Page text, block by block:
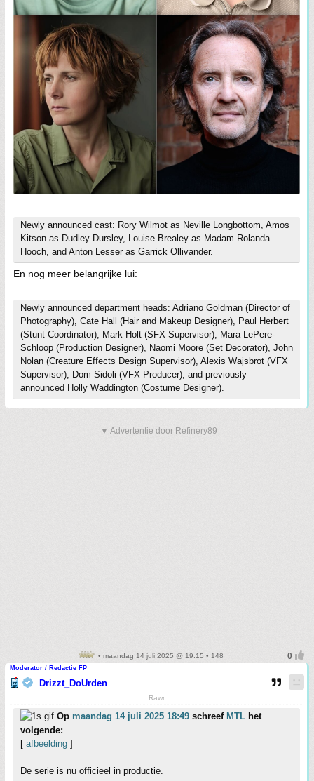
Newly announced cast: Rory Wilmot as Neville Longbottom, Amos
Kitson as Dudley Dursley, Louise Brealey as Madam Rolanda
Hooch, and Anton Lesser as Garrick Ollivander.
En nog meer belangrijke lui:
Newly announced department heads: Adriano Goldman (Director of
Photography), Cate Hall (Hair and Makeup Designer), Paul Herbert
(Stunt Coordinator), Mark Holt (SFX Supervisor), Mara LePere-
Schloop (Production Designer), Naomi Moore (Set Decorator), John
Nolan (Creature Effects Design Supervisor), Alexis Wajsbrot (VFX
Supervisor), Dom Sidoli (VFX Producer), and previously
announced Holly Waddington (Costume Designer).
▼ Advertentie door Refinery89
• maandag 14 juli 2025 @ 19:15 • 148
Moderator / Redactie FP
Drizzt_DoUrden
Rawr
Op maandag 14 juli 2025 18:49 schreef MTL het
volgende:
[ afbeelding ]
De serie is nu officieel in productie.